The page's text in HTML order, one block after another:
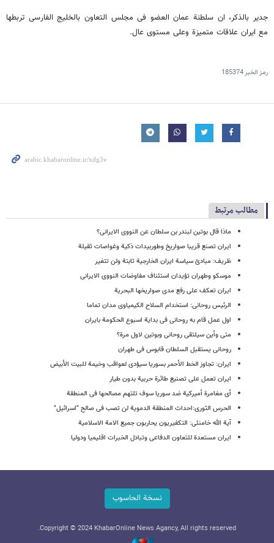
جدیر بالذکر، ان سلطنة عمان العضو فی مجلس التعاون بالخلیج الفارسی تربطها
مع ایران علاقات متمیزة وعلى مستوى عال.
رمز الخبر185374
مطالب مرتبط
ماذا قال بوتین لبندر بن سلطان عن النووی الایرانی؟
ایران تصنع قریبا صواریخ وطوربیدات ذکیة وغواصات ثقیلة
ظریف: مبادئ سیاسة ایران الخارجیة ثابتة ولن تتغیر
موسکو وطهران تؤیدان استئناف مفاوضات النووی الایرانی
ایران تعکف على رفع مدى صواریخها البحریة
الرئیس روحانی: استخدام السلاح الکیمیاوی مدان تماما
اول عمل قام به روحانی فی بدایة اسبوع الحکومة بایران
متى وأین سیلتقی روحانی وبوتین لاول مرة؟
روحانی یستقبل السلطان قابوس فی طهران
ایران: تجاوز الخط الأحمر بسوریا سیؤدی لعواقب وخیمة للبیت الأبیض
ایران تعمل على تصنیع طائرة حربیة بدون طیار
أی مغامرة أمیرکیة ضد سوریا سوف تلتهم مصالحها فی المنطقة
الحرس الثوری:احداث المنطقة الدمویة لن تصب فی صالح "اسرائیل"
آیة الله خامنئی: التکفیریون یحاربون جمیع الامة الاسلامیة
ایران مستعدة للتعاون الدفاعی وتبادل الخبرات اقلیمیا ودولیا
نسخة الحاسوب
Copyright © 2024 KhabarOnline News Agancy, All rights reserved.